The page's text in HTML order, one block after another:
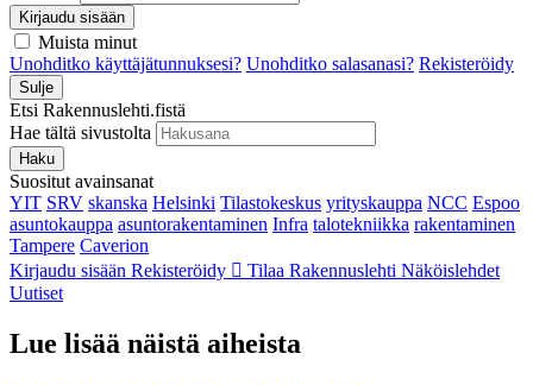
Kirjaudu sisään
Muista minut
Unohditko käyttäjätunnuksesi? Unohditko salasanasi? Rekisteröidy
Sulje
Etsi Rakennuslehti.fistä
Hae tältä sivustolta
Haku
Suositut avainsanat
YIT SRV skanska Helsinki Tilastokeskus yrityskauppa NCC Espoo
asuntokauppa asuntorakentaminen Infra talotekniikka rakentaminen
Tampere Caverion
Kirjaudu sisään Rekisteröidy Tilaa Rakennuslehti Näköislehdet
Uutiset
Lue lisää näistä aiheista